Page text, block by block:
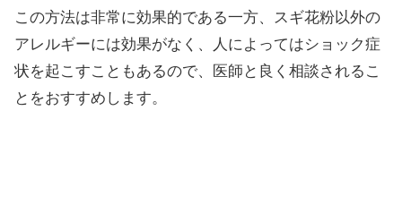
この方法は非常に効果的である一方、スギ花粉以外の
アレルギーには効果がなく、人によってはショック症
状を起こすこともあるので、医師と良く相談されるこ
とをおすすめします。